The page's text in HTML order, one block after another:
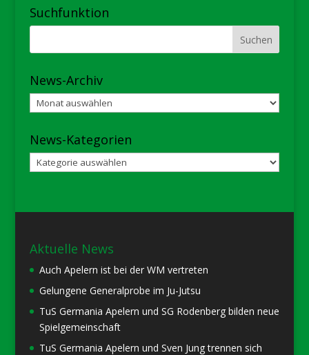
Suchfunktion
News-Archiv
News-
Archiv
News-Kategorien
News-
Kategorien
Aktuelle News
Auch Apelern ist bei der WM vertreten
Gelungene Generalprobe im Ju-Jutsu
TuS Germania Apelern und SG Rodenberg bilden neue
Spielgemeinschaft
TuS Germania Apelern und Sven Jung trennen sich